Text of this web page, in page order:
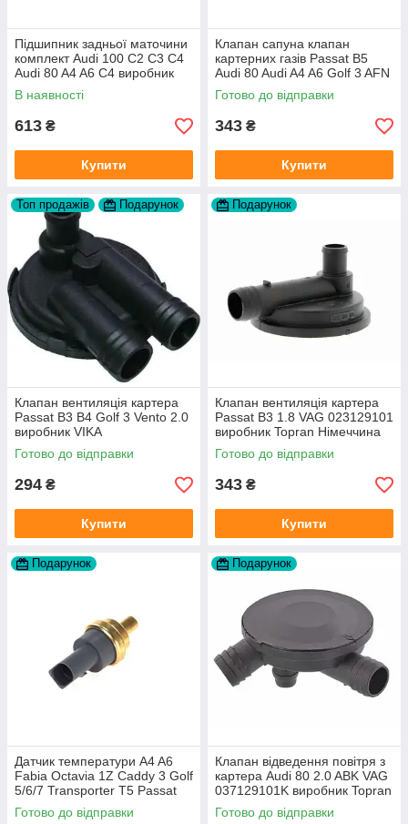
Підшипник задньої маточини
комплект Audi 100 C2 C3 C4
Audi 80 A4 A6 C4 виробник
FAG
В наявності
613 ₴
Купити
Клапан сапуна клапан
картерних газів Passat B5
Audi 80 Audi A4 A6 Golf 3 AFN
1Y AAZ 1Z AFF AEY AAZ AHB
AHU
Готово до відправки
343 ₴
Купити
Топ продажів Подарунок
Клапан вентиляція картера
Passat B3 B4 Golf 3 Vento 2.0
виробник VIKA
Готово до відправки
294 ₴
Купити
Подарунок
Клапан вентиляція картера
Passat B3 1.8 VAG 023129101
виробник Topran Німеччина
Готово до відправки
343 ₴
Купити
Подарунок
Датчик температури A4 A6
Fabia Octavia 1Z Caddy 3 Golf
5/6/7 Transporter T5 Passat
B6 (колір сірий)
Готово до відправки
Подарунок
Клапан відведення повітря з
картера Audi 80 2.0 ABK VAG
037129101K виробник Topran
Німеччина
Готово до відправки